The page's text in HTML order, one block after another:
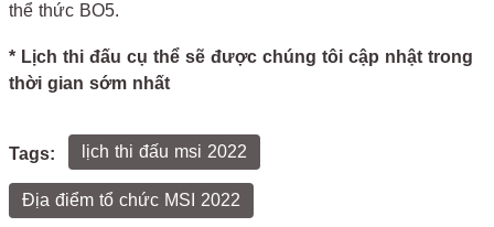
thể thức BO5.
* Lịch thi đấu cụ thể sẽ được chúng tôi cập nhật trong
thời gian sớm nhất
Tags: lịch thi đấu msi 2022
Địa điểm tổ chức MSI 2022